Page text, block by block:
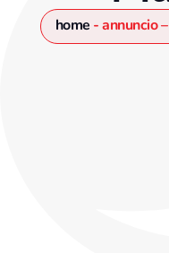
home -annuncio